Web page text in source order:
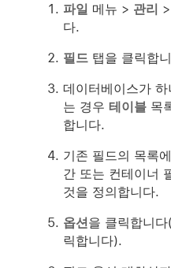
파일 메뉴 > 관리 >
다.
필드탭을 클릭합
데이터베이스가
는 경우 테이블목
합니다.
기존 필드의 목록
간 또는 컨테이너
것을 정의합니다.
옵션을 클릭합니
릭합니다).